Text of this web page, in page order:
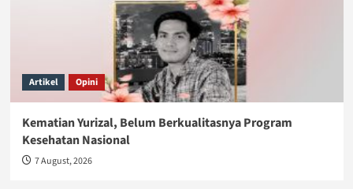
Artikel Opini
Kematian Yurizal, Belum Berkualitasnya Program
Kesehatan Nasional
7 August, 2026